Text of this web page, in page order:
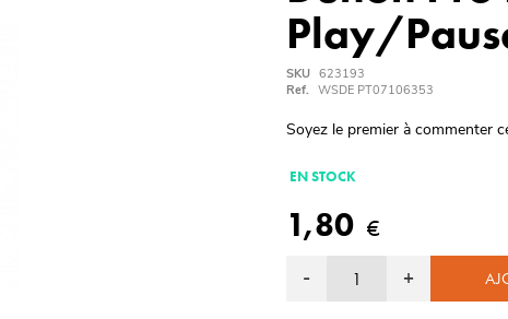
Play/
SKU 623193
Ref. WSDE PT07106353
Soyez le premier à commenter
EN STOCK
1,80 €
- +